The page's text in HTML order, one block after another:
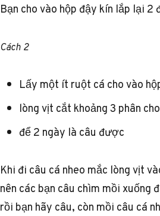
Bạn cho vào hộp đậy kín lắp lại
Cách 2
Lấy một ít ruột cá cho vào
lòng vịt cắt khoảng 3 phân
để 2 ngày là câu được
Khi đi câu cá nheo mắc lòng vịt
nên các bạn câu chìm mồi xuống
rồi bạn hãy câu, còn mồi câu cá